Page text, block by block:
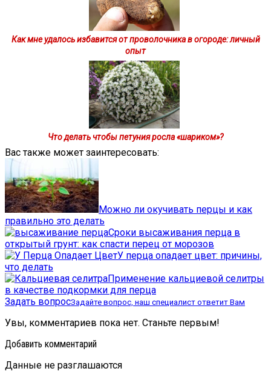
Как мне удалось избавится от проволочника в огороде: личный
опыт
Что делать чтобы петуния росла «шариком»?
Вас также может заинтересовать:
Можно ли окучивать перцы и как
правильно это делать
Сроки высаживания перца в
открытый грунт: как спасти перец от морозов
У перца опадает цвет: причины,
что делать
Применение кальциевой селитры
в качестве подкормки для перца
Задать вопросЗадайте вопрос, наш специалист ответит Вам
Увы, комментариев пока нет. Станьте первым!
Добавить комментарий
Данные не разглашаются